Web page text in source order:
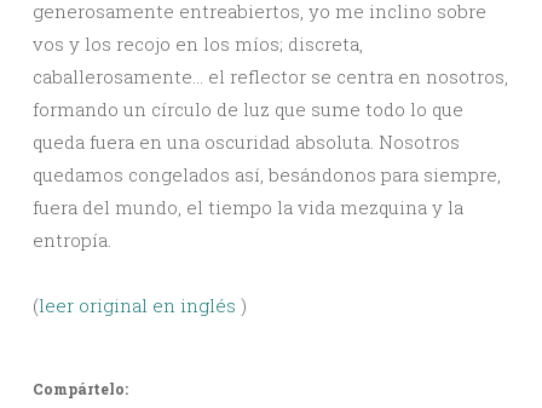
generosamente entreabiertos, yo me inclino sobre
vos y los recojo en los míos; discreta,
caballerosamente… el reflector se centra en nosotros,
formando un círculo de luz que sume todo lo que
queda fuera en una oscuridad absoluta. Nosotros
quedamos congelados así, besándonos para siempre,
fuera del mundo, el tiempo la vida mezquina y la
entropía.
(leer original en inglés )
Compártelo: